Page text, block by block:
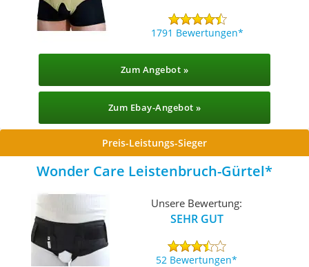
1791 Bewertungen
Zum Angebot »
Zum Ebay-Angebot »
Preis-Leistungs-Sieger
Wonder Care Leistenbruch-Gürtel
Unsere Bewertung:
SEHR GUT
52 Bewertungen